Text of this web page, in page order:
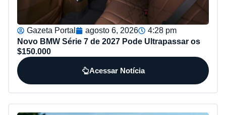
Gazeta Portal agosto 6, 2026
4:28 pm
Novo BMW Série 7 de 2027 Pode Ultrapassar os
$150.000
Acessar Notícia